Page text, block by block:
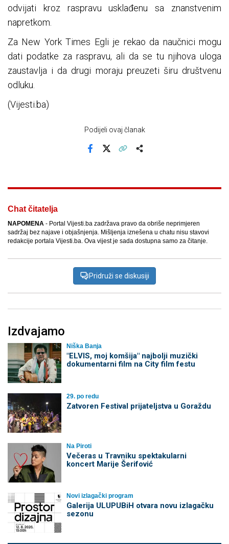
odvijati kroz raspravu usklađenu sa znanstvenim
napretkom.
Za New York Times Egli je rekao da naučnici mogu
dati podatke za raspravu, ali da se tu njihova uloga
zaustavlja i da drugi moraju preuzeti širu društvenu
odluku.
(Vijesti.ba)
Podijeli ovaj članak
Chat čitatelja
NAPOMENA - Portal Vijesti.ba zadržava pravo da obriše neprimjeren
sadržaj bez najave i objašnjenja. Mišljenja iznešena u chatu nisu stavovi
redakcije portala Vijesti.ba. Ova vijest je sada dostupna samo za čitanje.
Pridruži se diskusiji
Izdvajamo
Niška Banja
"ELVIS, moj komšija" najbolji muzički
dokumentarni film na City film festu
29. po redu
Zatvoren Festival prijateljstva u Goraždu
Na Piroti
Večeras u Travniku spektakularni
koncert Marije Šerifović
Novi izlagački program
Galerija ULUPUBiH otvara novu izlagačku
sezonu